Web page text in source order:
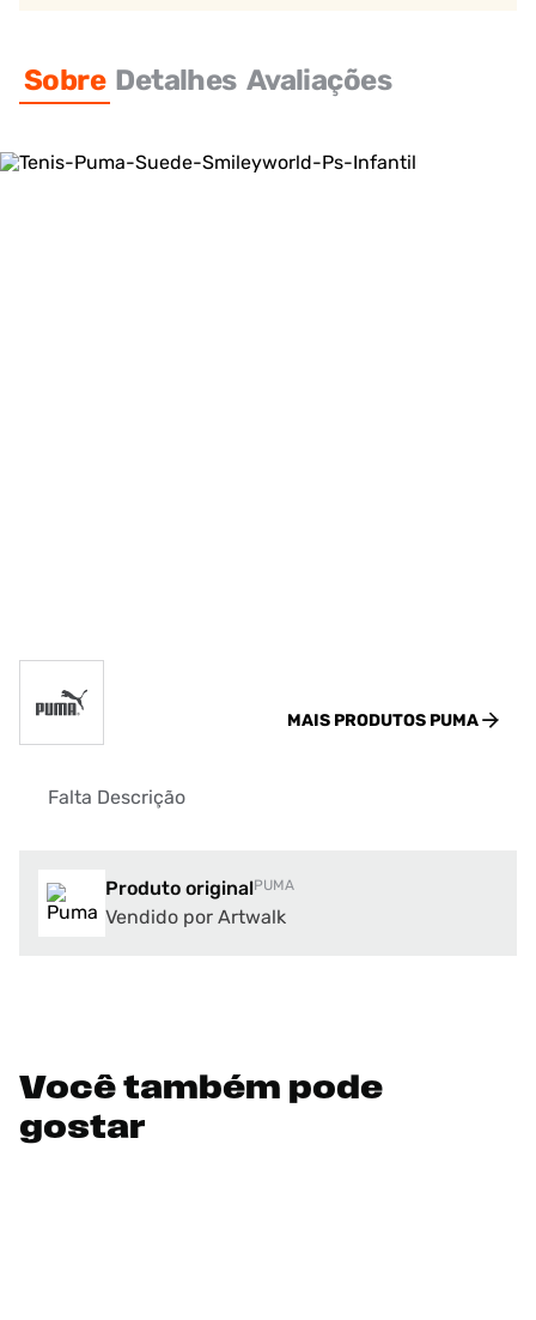
Sobre Detalhes Avaliações
MAIS PRODUTOS PUMA
Falta Descrição
Produto originalPUMA
Vendido por Artwalk
Você também pode
gostar